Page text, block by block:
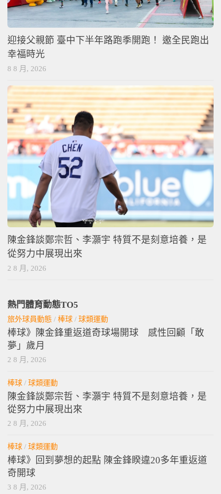
迎接父親節 臺中下半年路跑季開跑！ 邀全民跑出
幸福時光
8 8 月, 2026
陳金鋒談鄭宗哲、李灝宇 特質不是刻意培養，是
從努力中展現出來
2 8 月, 2026
熱門體育動態TO5
旅外球員動態 / 棒球 / 球類運動
棒球》陳金鋒重返道奇球場開球 感性回顧「敢
夢」歲月
2 8 月, 2026
棒球 / 球類運動
陳金鋒談鄭宗哲、李灝宇 特質不是刻意培養，是
從努力中展現出來
2 8 月, 2026
棒球 / 球類運動
棒球》回到夢想的起點 陳金鋒睽違20多年重返道
奇開球
3 8 月, 2026